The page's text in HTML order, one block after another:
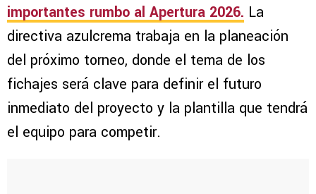
importantes rumbo al Apertura 2026. La
directiva azulcrema trabaja en la planeación
del próximo torneo, donde el tema de los
fichajes será clave para definir el futuro
inmediato del proyecto y la plantilla que tendrá
el equipo para competir.